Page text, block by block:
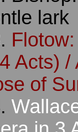
Acts) /
of